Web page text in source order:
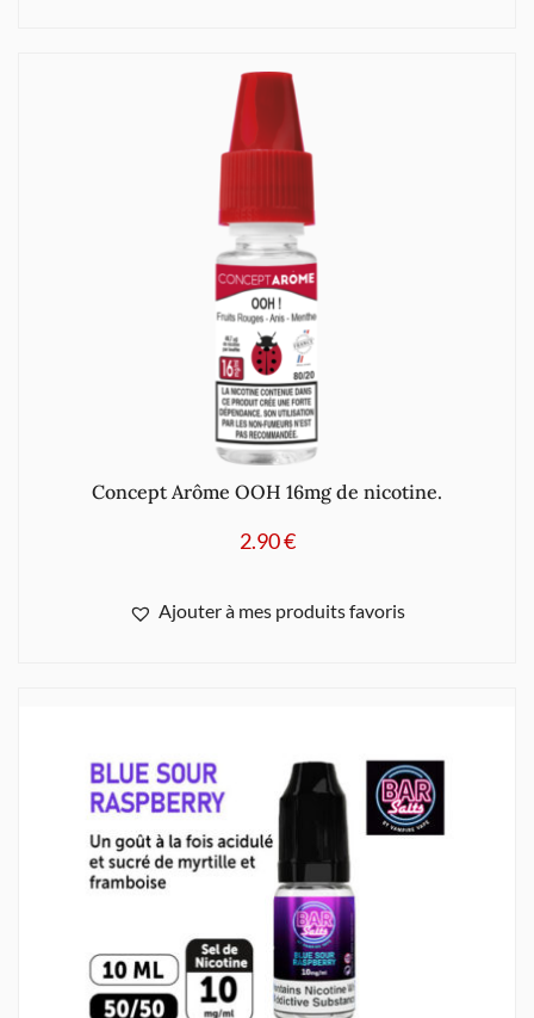
Concept Arôme OOH 16mg de nicotine.
2.90€
Ajouter à mes produits favoris